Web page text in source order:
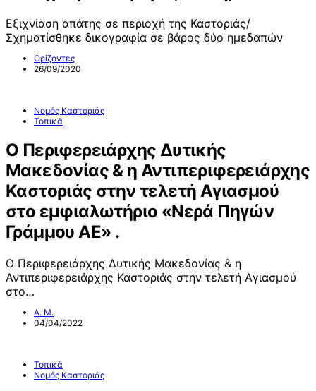
Εξιχνίαση απάτης σε περιοχή της Καστοριάς/
Σχηματίσθηκε δικογραφία σε βάρος δύο ημεδαπών
Ορίζοντες
26/09/2020
Νομός Καστοριάς
Τοπικά
Ο Περιφερειάρχης Δυτικής
Μακεδονίας & η Αντιπεριφερειάρχης
Καστοριάς στην τελετή Αγιασμού
στο εμφιαλωτήριο «Νερά Πηγών
Γράμμου ΑΕ» .
Ο Περιφερειάρχης Δυτικής Μακεδονίας & η
Αντιπεριφερειάρχης Καστοριάς στην τελετή Αγιασμού
στο…
Α. Μ.
04/04/2022
Τοπικά
Νομός Καστοριάς